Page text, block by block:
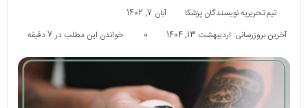
تیم تحریریه نویسندگان پزشکا
آبان 7, 1402
آخرین بروزرسانی: اردیبهشت 13, 1404
0 خواندن این مطلب در 7 دقیقه